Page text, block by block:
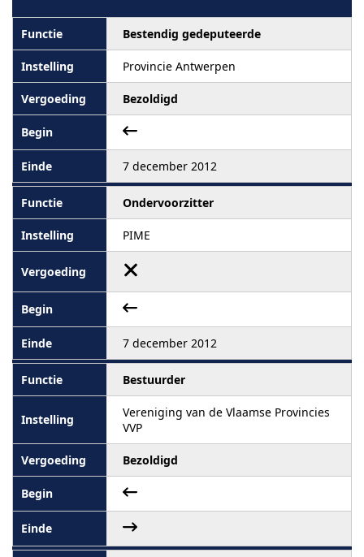
Bestendig gedeputeerde
Provincie Antwerpen
Bezoldigd
7 december 2012
Ondervoorzitter
PIME
7 december 2012
Bestuurder
Vereniging van de Vlaamse Provincies
VVP
Bezoldigd